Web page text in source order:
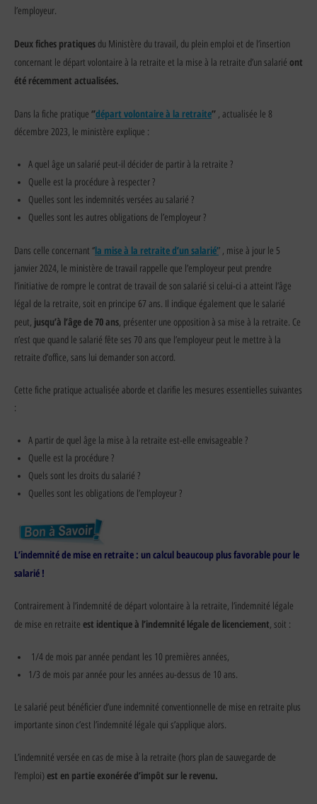
l’employeur.
Deux fiches pratiques du Ministère du travail, du plein emploi et de l’insertion
concernant le départ volontaire à la retraite et la mise à la retraite d’un salarié ont
été récemment actualisées.
Dans la fiche pratique ‘’départ volontaire à la retraite’’ , actualisée le 8
décembre 2023, le ministère explique :
A quel âge un salarié peut-il décider de partir à la retraite ?
Quelle est la procédure à respecter ?
Quelles sont les indemnités versées au salarié ?
Quelles sont les autres obligations de l’employeur ?
Dans celle concernant ‘’la mise à la retraite d’un salarié’’ , mise à jour le 5
janvier 2024, le ministère de travail rappelle que l’employeur peut prendre
l’initiative de rompre le contrat de travail de son salarié si celui-ci a atteint l’âge
légal de la retraite, soit en principe 67 ans. Il indique également que le salarié
peut, jusqu’à l’âge de 70 ans, présenter une opposition à sa mise à la retraite. Ce
n’est que quand le salarié fête ses 70 ans que l’employeur peut le mettre à la
retraite d’office, sans lui demander son accord.
Cette fiche pratique actualisée aborde et clarifie les mesures essentielles suivantes
:
A partir de quel âge la mise à la retraite est-elle envisageable ?
Quelle est la procédure ?
Quels sont les droits du salarié ?
Quelles sont les obligations de l’employeur ?
L’indemnité de mise en retraite : un calcul beaucoup plus favorable pour le
salarié !
Contrairement à l’indemnité de départ volontaire à la retraite, l’indemnité légale
de mise en retraite est identique à l’indemnité légale de licenciement, soit :
1/4 de mois par année pendant les 10 premières années,
1/3 de mois par année pour les années au-dessus de 10 ans.
Le salarié peut bénéficier d’une indemnité conventionnelle de mise en retraite plus
importante sinon c’est l’indemnité légale qui s’applique alors.
L’indemnité versée en cas de mise à la retraite (hors plan de sauvegarde de
l’emploi) est en partie exonérée d’impôt sur le revenu.